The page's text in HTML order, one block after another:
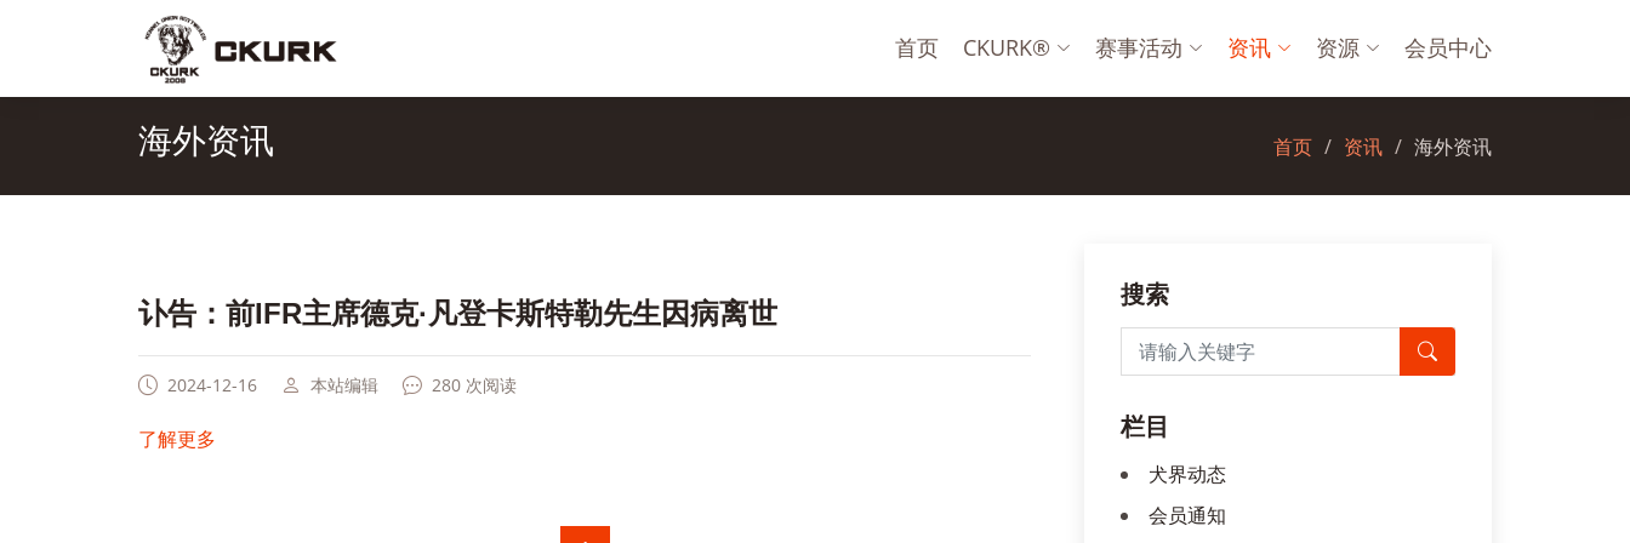
首页 CKURK® 赛事活动 资讯 资源 会员中心
海外资讯 首页 资讯 海外资讯
讣告：前IFR主席德克·凡登卡斯特勒先生因病离世
2024-12-16 本站编辑 280 次阅读
了解更多
搜索
栏目
犬界动态
会员通知